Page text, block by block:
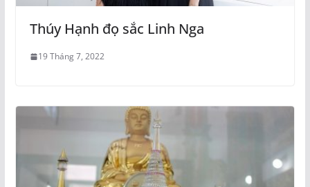
Thúy Hạnh đọ sắc Linh Nga
19 Tháng 7, 2022